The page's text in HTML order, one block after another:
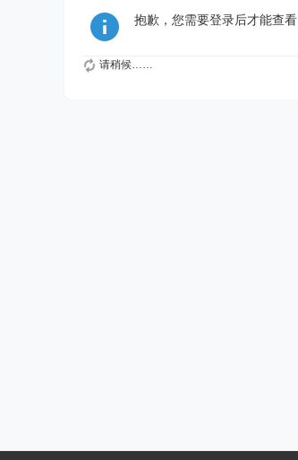
抱歉，您需要登录后才能查看
请稍候……